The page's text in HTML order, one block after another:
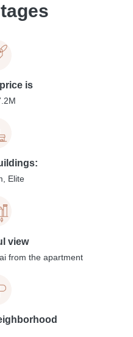
is
Elite
view
from the apartment